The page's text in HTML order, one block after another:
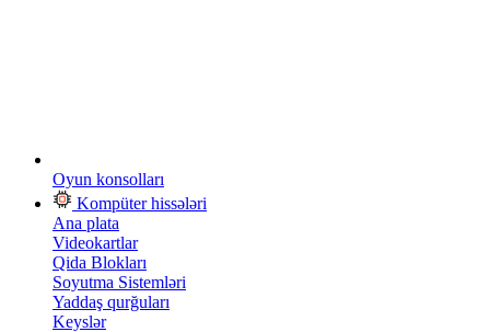
Oyun konsolları
Kompüter hissələri
Ana plata
Videokartlar
Qida Blokları
Soyutma Sistemləri
Yaddaş qurğuları
Keyslər